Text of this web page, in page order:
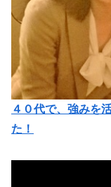
４０代で、強みを
た！